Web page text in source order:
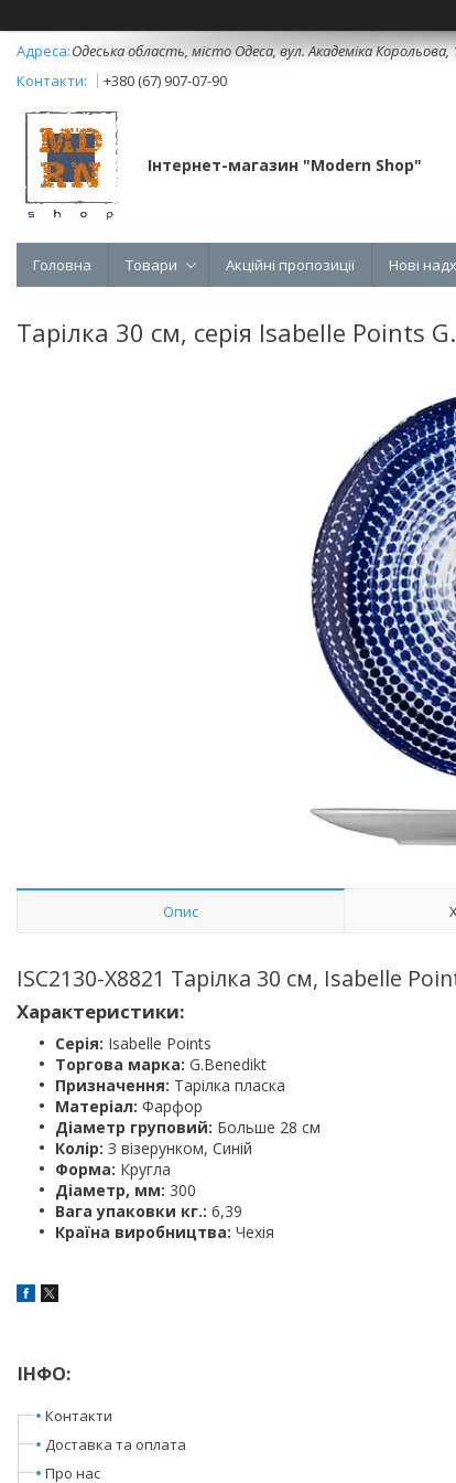
Одеська область, місто Одеса, вул. Академіка Корольова,
+380 (67) 907-07-90
Інтернет-магазин "Modern Shop"
Головна Товари Акційні пропозиції Нові
Тарілка 30 см, серія Isabelle Points
Опис
ISC2130-X8821 Тарілка 30 см, Isabelle
Характеристики:
Серія: Isabelle Points
Торгова марка: G.Benedikt
Призначення: Тарілка пласка
Матеріал: Фарфор
Діаметр груповий: Больше 28 см
Колір: З візерунком, Синій
Форма: Кругла
Діаметр, мм: 300
Вага упаковки кг.: 6,39
Країна виробництва: Чехія
ІНФО:
Контакти
Доставка та оплата
Про нас